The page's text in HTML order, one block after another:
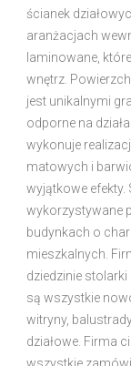
ścianek
aranżacjach
laminowane,
wnętrz.
jest unikalnymi
odporne na
wykonuje
matowych i
wyjątkowe efekty.
wykorzystywane
budynkach o
mieszkalnych.
dziedzinie
są wszystkie
witryny,
działowe. Firma